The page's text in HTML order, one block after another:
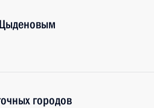
городов